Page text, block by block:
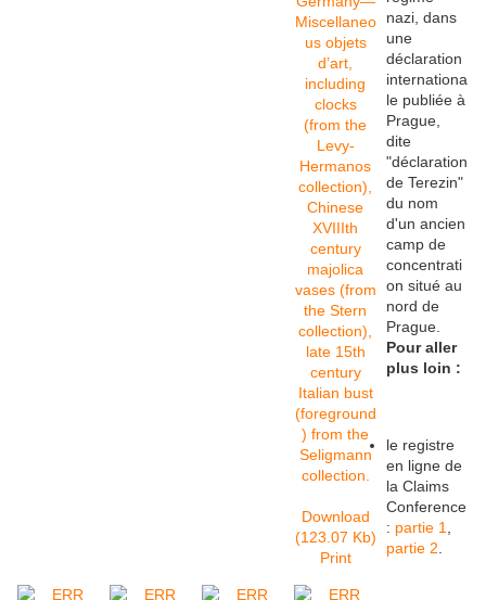
Download
(123.07 Kb)
Print
nazi, dans
une
déclaration
internationa
le publiée à
Prague,
dite
"déclaration
de Terezin"
du nom
d'un ancien
camp de
concentrati
on situé au
nord de
Prague.
Pour aller
plus loin :
le registre
en ligne de
la Claims
Conference
: partie 1
partie 2